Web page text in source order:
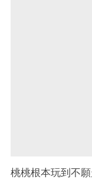
桃桃根本玩到不願